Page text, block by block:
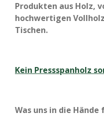
Produkten aus Holz,
hochwertigen
Tischen.
Kein Pressspanholz
Was uns in die